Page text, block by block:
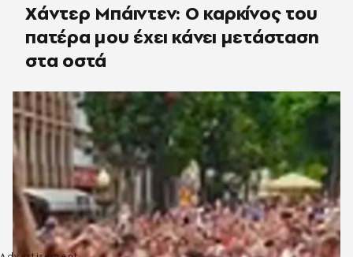
Χάντερ Μπάιντεν: Ο καρκίνος του
πατέρα μου έχει κάνει μετάσταση
στα οστά